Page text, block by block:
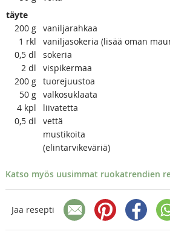
täyte
200 g vaniljarahkaa
1 rkl
vaniljasokeria (lisää oman
0,5 dl
sokeria
2 dl
vispikermaa
200 g tuorejuustoa
50 g valkosuklaata
4 kpl
liivatetta
0,5 dl
vettä
mustikoita
(elintarvikeväriä)
Katso myös uusimmat ruokatrendien
Jaa resepti